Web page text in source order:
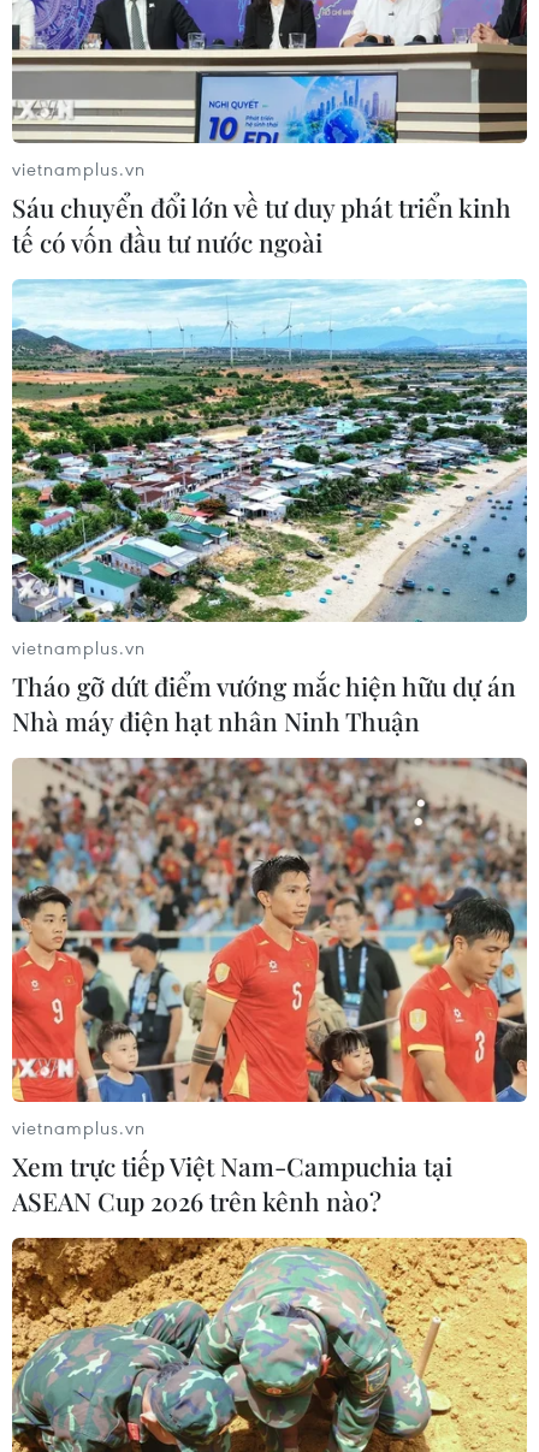
TIN CÙNG CHUYÊN MỤC
Buổi hòa nhạc kéo dài 639 năm vừa
mới hoàn thành 4% hành trình
06/08/2026 11:54
Chương trình nghệ thuật 'Giai điệu
Tổ quốc' - Khắc họa một Việt Nam
vươn mình
03/08/2026 15:58
vietnamplus.vn
Sáu chuyển đổi lớn về tư duy phát triển kinh
tế có vốn đầu tư nước ngoài
vietnamplus.vn
Tháo gỡ dứt điểm vướng mắc hiện hữu dự án
Nhà máy điện hạt nhân Ninh Thuận
vietnamplus.vn
Xem trực tiếp Việt Nam-Campuchia tại
ASEAN Cup 2026 trên kênh nào?